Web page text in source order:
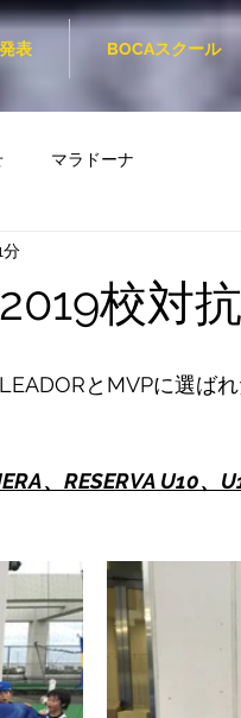
表 BOCAスクール
マラドーナ
校対
分
とMVPに選ば
、RESERVA U10、